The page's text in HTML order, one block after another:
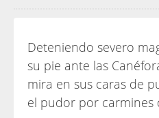
Deteniendo severo
su pie ante las
mira en sus caras de
el pudor por carmines